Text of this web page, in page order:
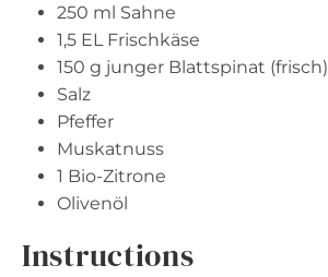
250 ml Sahne
1,5 EL Frischkäse
150 g junger Blattspinat (frisch)
Salz
Pfeffer
Muskatnuss
1 Bio-Zitrone
Olivenöl
Instructions